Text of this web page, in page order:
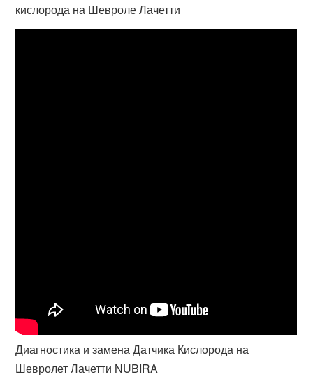
кислорода на Шевроле Лачетти
Диагностика и замена Датчика Кислорода на
Шевролет Лачетти NUBIRA